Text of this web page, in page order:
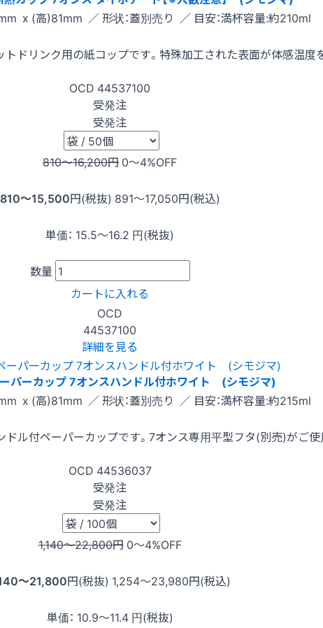
x (高)81mm ／ 形状：蓋別売り ／ 目安：満杯容量:約210ml
ドリンク用の紙コップです。特殊加工された表面が体感温度
OCD 44537100
受発注
受発注
810〜16,200円 0〜4%OFF
810〜15,500円(税抜) 891〜17,050円(税込)
単価： 15.5〜16.2 円(税抜)
数量
カートに入れる
OCD
44537100
詳細を見る
パーカップ 7オンスハンドル付ホワイト (シモジマ)
x (高)81mm ／ 形状：蓋別売り ／ 目安：満杯容量:約215ml
ル付ペーパーカップです。7オンス専用平型フタ(別売)がご使
OCD 44536037
受発注
受発注
1,140〜22,800円 0〜4%OFF
〜21,800円(税抜) 1,254〜23,980円(税込)
単価： 10.9〜11.4 円(税抜)